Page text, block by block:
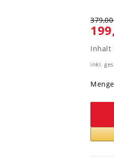
Inhalt
inkl.